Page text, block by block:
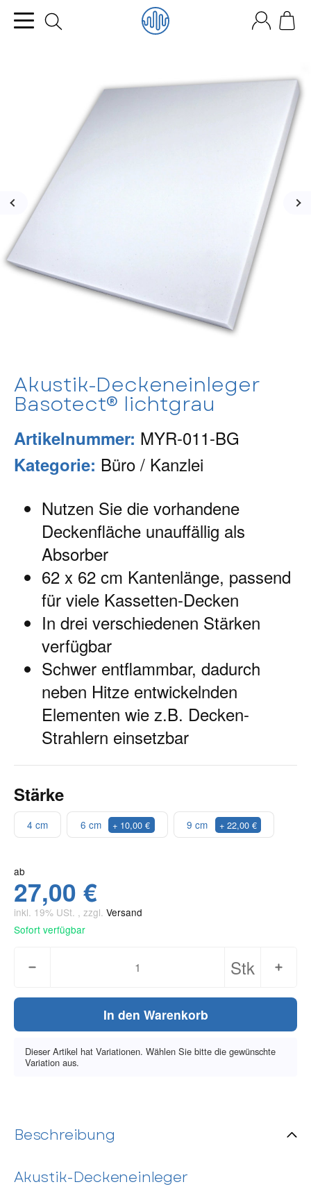
Akustik-Deckeneinleger
Basotect® lichtgrau
Artikelnummer: MYR-011-BG
Kategorie: Büro / Kanzlei
Nutzen Sie die vorhandene
Deckenfläche unauffällig als
Absorber
62 x 62 cm Kantenlänge, passend
für viele Kassetten-Decken
In drei verschiedenen Stärken
verfügbar
Schwer entflammbar, dadurch
neben Hitze entwickelnden
Elementen wie z.B. Decken-
Strahlern einsetzbar
Stärke
4 cm 6 cm + 10,00 € 9 cm + 22,00 €
ab
27,00 €
inkl. 19% USt. , zzgl. Versand
Sofort verfügbar
Stk
In den Warenkorb
Dieser Artikel hat Variationen. Wählen Sie bitte die gewünschte
Variation aus.
Beschreibung
Akustik-Deckeneinleger